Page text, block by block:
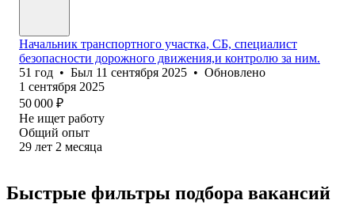
Начальник транспортного участка, СБ, специалист
безопасности дорожного движения,и контролю за ним.
51 год • Был 11 сентября 2025 • Обновлено
1 сентября 2025
50 000 ₽
Не ищет работу
Общий опыт
29 лет 2 месяца
Быстрые фильтры подбора вакансий